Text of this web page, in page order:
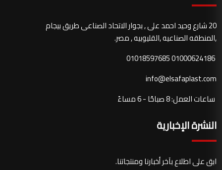
20 شارع وحيد احمد على , بجوار الاتحاد الصناعى طريق بيجام
,المنطقه الصناعيه ,القليوبيه , مصر.
01000624186 01018597685
info@elsafaplast.com
ساعات العمل: 8 صباحًا - 6 مساءً
النشرة الإخبارية
ابق على اطلاع بآخر أخبارنا ومنتجاتنا.